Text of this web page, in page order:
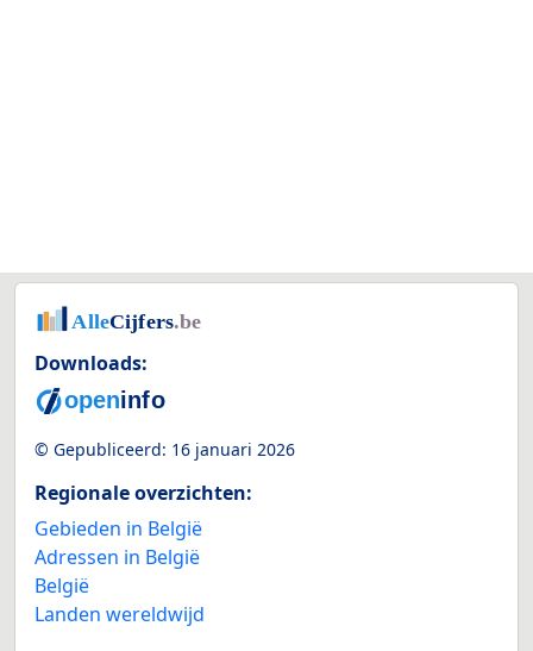
Downloads:
© Gepubliceerd: 16 januari 2026
Regionale overzichten:
Gebieden in België
Adressen in België
België
Landen wereldwijd